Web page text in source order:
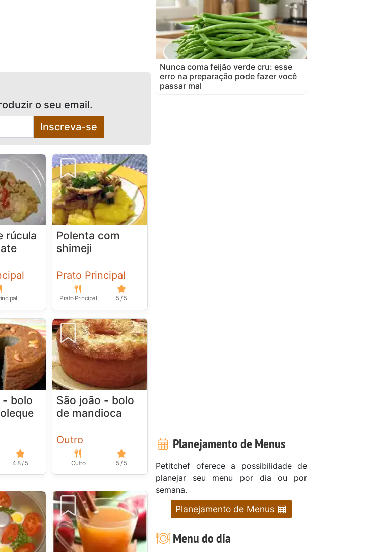
o seu email.
Inscreva-se
rúcula
Polenta com
shimeji
Prato Principal
Prato Principal 5 / 5
- bolo
4.8 / 5
São joão - bolo
de mandioca
Outro
Outro 5 / 5
Nunca coma feijão verde cru: esse
erro na preparação pode fazer você
passar mal
Planejamento de Menus
Petitchef oferece a possibilidade de
planejar seu menu por dia ou por
semana.
Planejamento de Menus
Menu do dia